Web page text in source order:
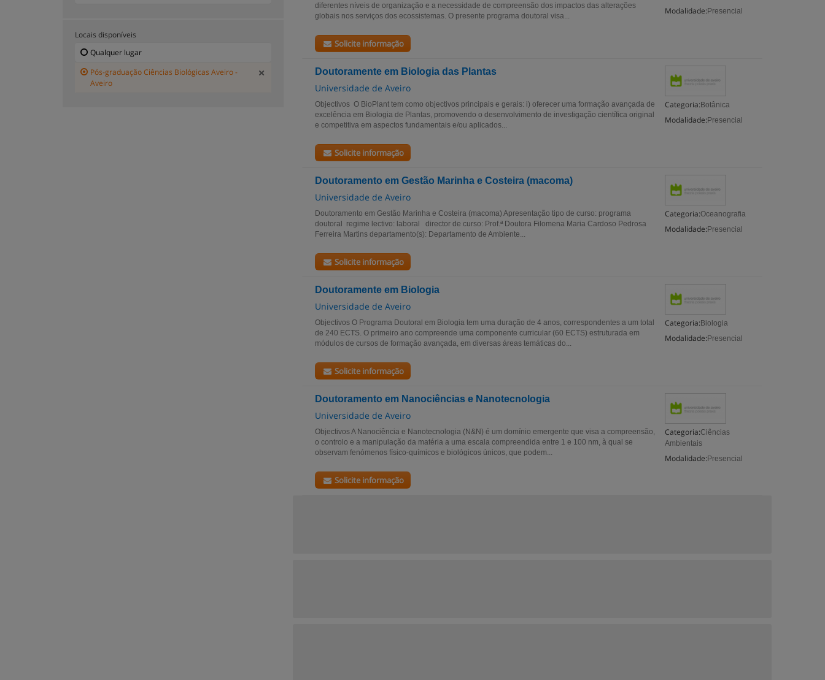
Modalidade: Presencial
diferentes níveis de organização e a necessidade de compreensão dos impactos das alterações
globais nos serviços dos ecossistemas. O presente programa doutoral visa...
Solicite informação
Doutoramente em Biologia das Plantas
Universidade de Aveiro
Categoria: Botânica
Modalidade: Presencial
Objectivos O BioPlant tem como objectivos principais e gerais: i) oferecer uma formação avançada de
excelência em Biologia de Plantas, promovendo o desenvolvimento de investigação científica original
e competitiva em aspectos fundamentais e/ou aplicados...
Solicite informação
Doutoramento em Gestão Marinha e Costeira (macoma)
Universidade de Aveiro
Categoria:Oceanografia
Modalidade: Presencial
Doutoramento em Gestão Marinha e Costeira (macoma) Apresentação tipo de curso: programa
doutoral regime lectivo: laboral director de curso: Prof.ª Doutora Filomena Maria Cardoso Pedrosa
Ferreira Martins departamento(s): Departamento de Ambiente...
Solicite informação
Doutoramente em Biologia
Universidade de Aveiro
Categoria: Biologia
Modalidade: Presencial
Objectivos O Programa Doutoral em Biologia tem uma duração de 4 anos, correspondentes a um total
de 240 ECTS. O primeiro ano compreende uma componente curricular (60 ECTS) estruturada em
módulos de cursos de formação avançada, em diversas áreas temáticas do...
Solicite informação
Doutoramento em Nanociências e Nanotecnologia
Universidade de Aveiro
Categoria:Ciências
Ambientais
Modalidade: Presencial
Objectivos A Nanociência e Nanotecnologia (N&N) é um domínio emergente que visa a compreensão,
o controlo e a manipulação da matéria a uma escala compreendida entre 1 e 100 nm, à qual se
observam fenómenos físico-químicos e biológicos únicos, que podem...
Solicite informação
Locais disponíveis
Qualquer lugar
Pós-graduação Ciências Biológicas Aveiro -
Aveiro